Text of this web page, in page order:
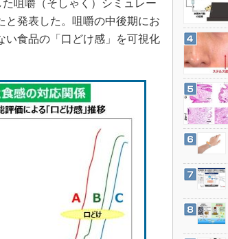
ネット展
プリンタ
デジタルツインとCAE
ノベーション
造業ビッグデータ
咀嚼（そしゃく）シミュレー
と発表した。咀嚼の中後期にお
い食品の「口どけ感」を可視化